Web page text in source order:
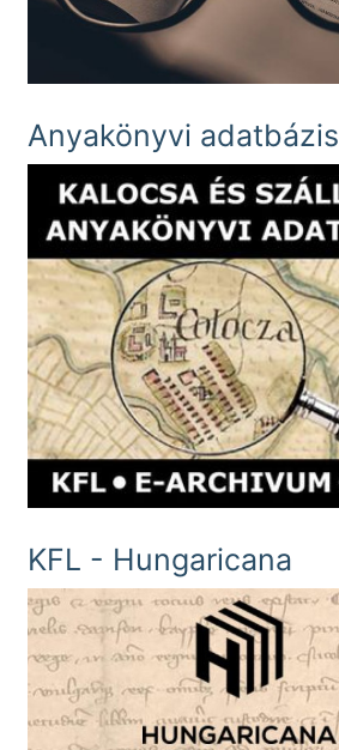
Anyakönyvi adatbázis
KFL - Hungaricana